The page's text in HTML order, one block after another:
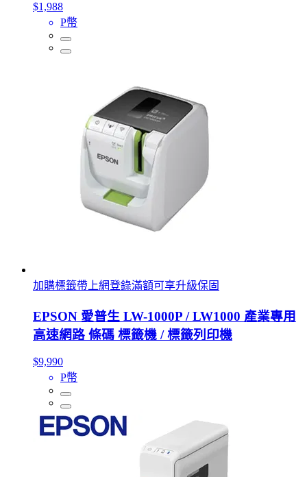
$1,988
P幣
加購標籤帶上網登錄滿額可享升級保固
EPSON 愛普生 LW-1000P / LW1000 產業專用
高速網路 條碼 標籤機 / 標籤列印機
$9,990
P幣